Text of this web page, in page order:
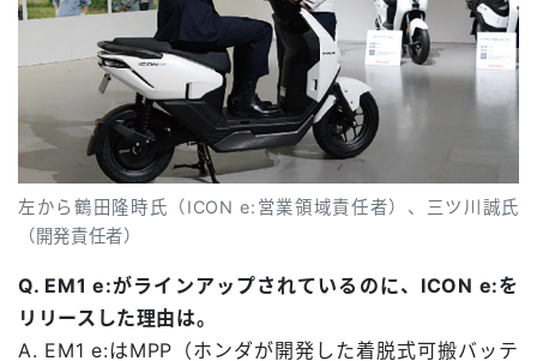
左から鶴田隆時氏（ICON e:営業領域責任者）、三ツ川誠氏
（開発責任者）
Q. EM1 e:がラインアップされているのに、ICON e:を
リリースした理由は。
A. EM1 e:はMPP（ホンダが開発した着脱式可搬バッテ